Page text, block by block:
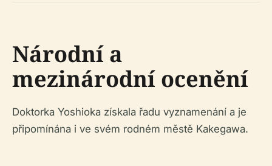
Národní a
mezinárodní ocenění
Doktorka Yoshioka získala řadu vyznamenání a je
připomínána i ve svém rodném městě Kakegawa.